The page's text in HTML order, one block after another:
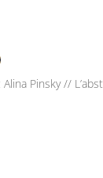
Pinsky //